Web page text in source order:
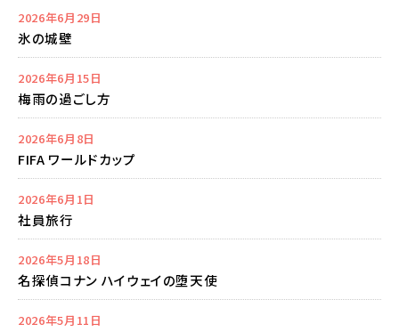
2026年6月29日
氷の城壁
2026年6月15日
梅雨の過ごし方
2026年6月8日
FIFA ワールドカップ
2026年6月1日
社員旅行
2026年5月18日
名探偵コナン ハイウェイの堕天使
2026年5月11日